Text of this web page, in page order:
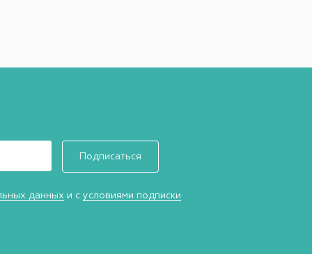
Подписаться
данных и с условиями подписки